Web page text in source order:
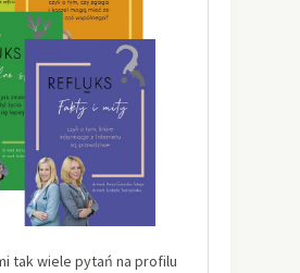
tak wiele pytań na profilu